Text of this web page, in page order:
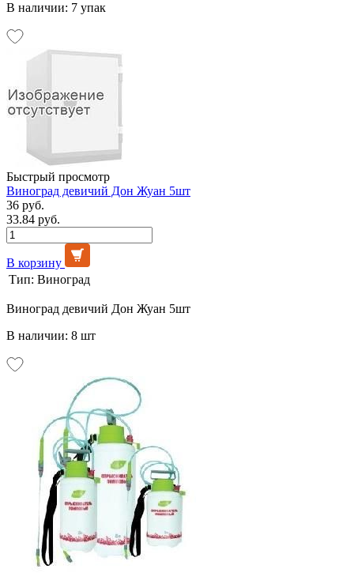
В наличии: 7 упак
Быстрый просмотр
Виноград девичий Дон Жуан 5шт
36 руб.
33.84 руб.
В корзину
Тип: Виноград
Виноград девичий Дон Жуан 5шт
В наличии: 8 шт